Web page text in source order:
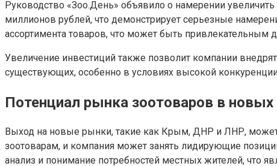
Руководство «Зоо.День» объявило о намерении
миллионов рублей, что демонстрирует серьезные
ассортимента товаров, что может быть
Увеличение инвестиций также позволит компании
существующих, особенно в условиях высокой
Потенциал рынка зоотоваров в новых
Выход на новые рынки, такие как Крым, ДНР и ЛНР, может
зоотоварам, и компания может занять лидирующие
анализ и понимание потребностей местных жителей, что